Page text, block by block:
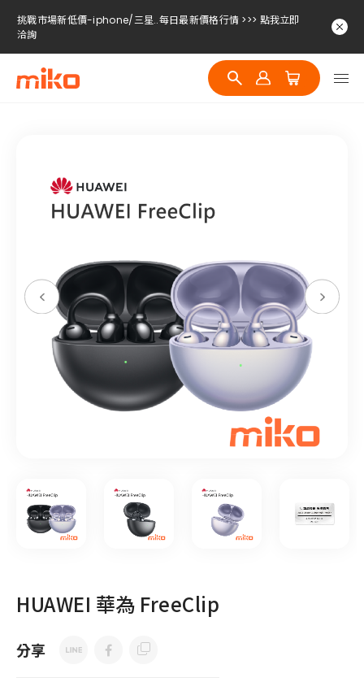
挑戰市場新低價-iphone/三星..每日最新價格行情 >>> 點我立即
洽詢
挑戰市場新低價-iphone/三星..每日最新價格行情 >>> 點我立即
洽詢
挑戰市場新低價-iphone/三星..每日最新價格行情 >>> 點我立即
HUAWEI 華為 FreeClip
分享